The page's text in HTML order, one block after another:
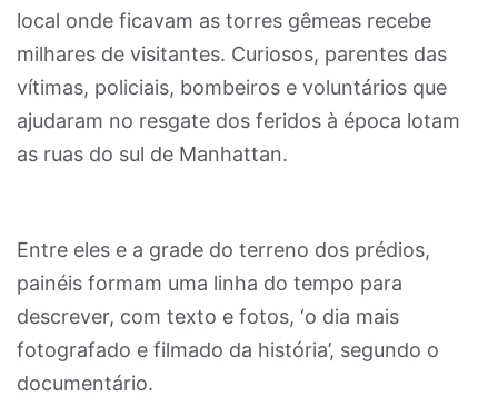
local onde ficavam as torres gêmeas recebe
milhares de visitantes. Curiosos, parentes das
vítimas, policiais, bombeiros e voluntários que
ajudaram no resgate dos feridos à época lotam
as ruas do sul de Manhattan.
Entre eles e a grade do terreno dos prédios,
painéis formam uma linha do tempo para
descrever, com texto e fotos, ‘o dia mais
fotografado e filmado da história’, segundo o
documentário.